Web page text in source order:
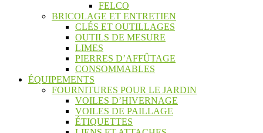
FELCO
BRICOLAGE ET ENTRETIEN
CLÉS ET OUTILLAGES
OUTILS DE MESURE
LIMES
PIERRES D’AFFÛTAGE
CONSOMMABLES
ÉQUIPEMENTS
FOURNITURES POUR LE JARDIN
VOILES D’HIVERNAGE
VOILES DE PAILLAGE
ÉTIQUETTES